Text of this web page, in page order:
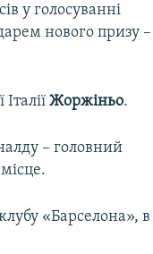
у голосуванні
нового призу –
Жоржіньо.
– головний
«Барселона», в